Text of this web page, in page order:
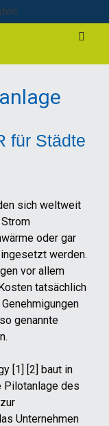
für Städte
sich weltweit
oder gar
werden.
vor allem
tatsächlich
genannte
[1] [2] baut in
Pilotanlage des
Unternehmen